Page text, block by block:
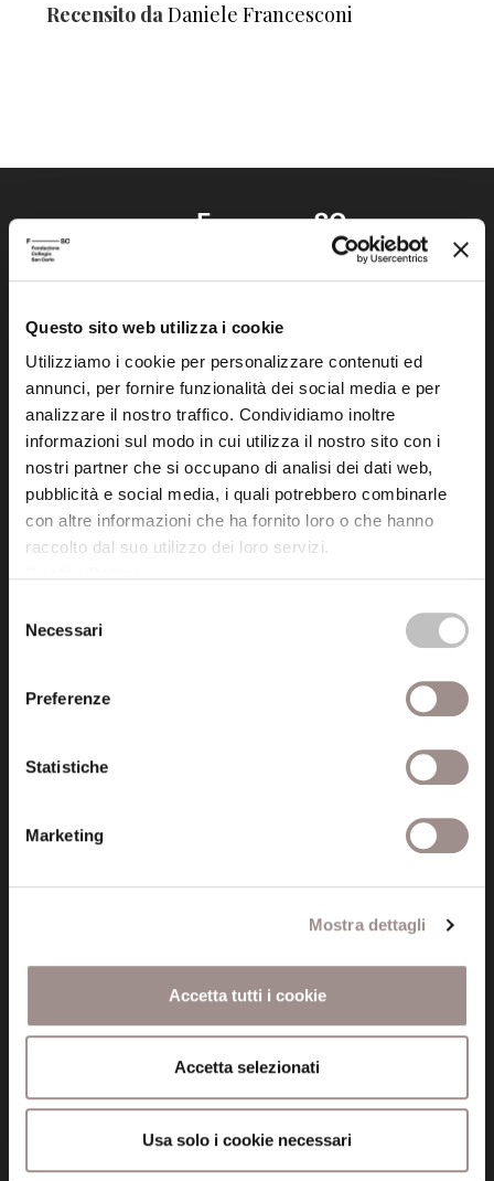
Questo sito web utilizza i cookie
Utilizziamo i cookie per personalizzare contenuti ed
annunci, per fornire funzionalità dei social media e per
analizzare il nostro traffico. Condividiamo inoltre
informazioni sul modo in cui utilizza il nostro sito con i
nostri partner che si occupano di analisi dei dati web,
pubblicità e social media, i quali potrebbero combinarle
con altre informazioni che ha fornito loro o che hanno
raccolto dal suo utilizzo dei loro servizi.
delNecessari
Preferenze
Statistiche
Marketing
Mostra dettagli
Accetta tutti i cookie
Accetta selezionati
Usa solo i cookie necessari
Recensito daDaniele Francesconi
Fondazione Collegio San Carlo
Via San Carlo 5
41121 Modena (MO)
P.I. 00641060363
tel. 059.421211
info@fondazionesancarlo.it
fondazionecollegiosancarlo@legalmail.it
Whistleblowing
Menu